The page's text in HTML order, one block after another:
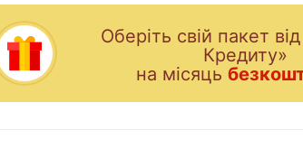
Оберiть свiй пакет
Кредиту»
на мiсяць